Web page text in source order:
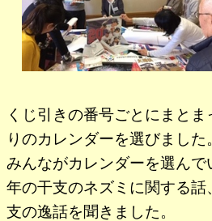
くじ引きの番号ごとにまと
りのカレンダーを選びました
みんながカレンダーを選ん
年の干支のネズミに関する
支の逸話を聞きました。